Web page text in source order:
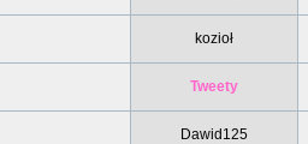
kozioł
Tweety
Dawid125